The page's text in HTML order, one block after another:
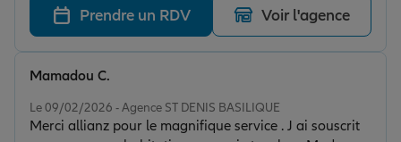
Prendre un RDV Voir l'agence
Le 09/02/2026 - Agence ST DENIS BASILIQUE
Merci allianz pour le magnifique service . J ai souscrit
Mamadou C.